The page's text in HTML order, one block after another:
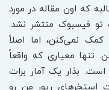
که اون مقاله در مورد
فیسبوک منتشر نشد.
نمی‌کنن، اما اصلاً
معیاری که واقعاً
بذار یک آمار برات
وب‌سایت استخرهای ریور من رو